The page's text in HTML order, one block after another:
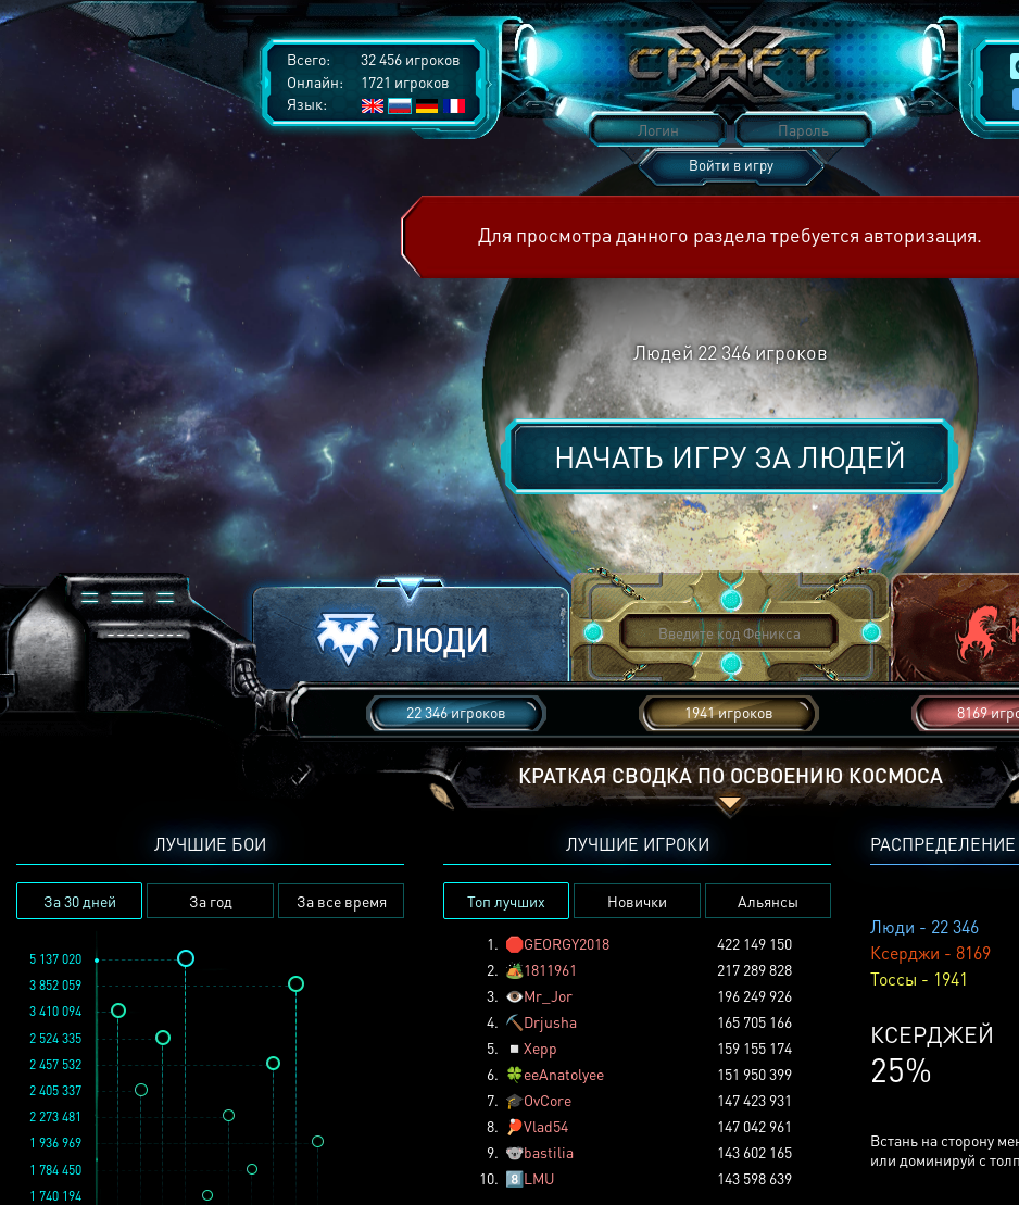
Всего:
32 456 игроков
Онлайн:
1721 игроков
Язык:
Войти в игру
Для просмотра данного раздела требуется авторизация.
Людей 22 346игроков
НАЧАТЬ ИГРУ ЗАЛЮДЕЙ
22 346 игроков 1941 игроков 8169
КРАТКАЯ СВОДКА ПО ОСВОЕНИЮ КОСМОСА
Люди - 22 346
Ксерджи - 8169
Тоссы - 1941
КСЕРДЖЕЙ
25%
Встань на сторону
или доминируй с
ЛУЧШИЕ БОИ
За 30 дней За год За все время
1 936 969
3 852 059
2 457 532
1 784 450
2 273 481
1 740 194
5 137 020
2 524 335
2 405 337
3 410 094
ЛУЧШИЕ ИГРОКИ
Топ лучших Новички Альянсы
1. 🛑GEORGY2018
422 149 150
2. 🏕️1811961
217 289 828
3. 👁️Mr_Jor
196 249 926
4. ⛏️ Drjusha
165 705 166
5.
◽ Xepp
159 155 174
6. 🍀eeAnatolyee
151 950 399
7. 🎓OvCore
147 423 931
8.
🏓Vlad54
147 042 961
9. 🐨bastilia
143 602 165
10. 8️⃣LMU 143 598 639